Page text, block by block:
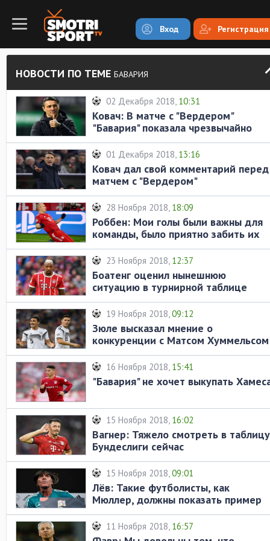
Вход Регистрация
НОВОСТИ ПО ТЕМЕ БАВАРИЯ
02 Декабря 2018, 10:31
Ковач: В матче с "Вердером"
"Бавария" показала чрезвычайно
хорошую игру
01 Декабря 2018, 13:16
Ковач дал свой комментарий перед
матчем с "Вердером"
28 Ноября 2018, 18:09
Роббен: Мои голы были важны для
команды, было приятно забить их
23 Ноября 2018, 12:37
Боатенг оценил нынешнюю
ситуацию в турнирной таблице
Бундеслиги
19 Ноября 2018,09:12
Зюле высказал мнение о
конкуренции с Матсом Хуммельсом
и Жеромом Боатенгом
16 Ноября 2018, 15:41
"Бавария" не хочет выкупать
15 Ноября 2018, 16:02
Вагнер: Тяжело смотреть в таблицу
Бундеслиги сейчас
15 Ноября 2018,09:01
Лёв: Такие футболисты, как
Мюллер, должны показать пример
юным игрокам
11 Ноября 2018, 16:57